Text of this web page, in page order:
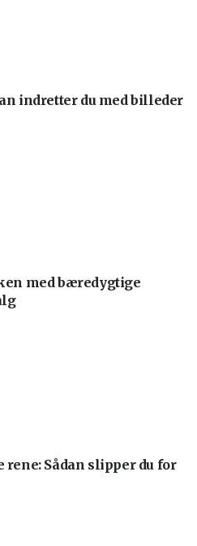
indretter du med billeder
med bæredygtige
Sådan slipper du for